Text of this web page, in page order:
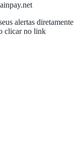
alertas diretamente
clicar no link